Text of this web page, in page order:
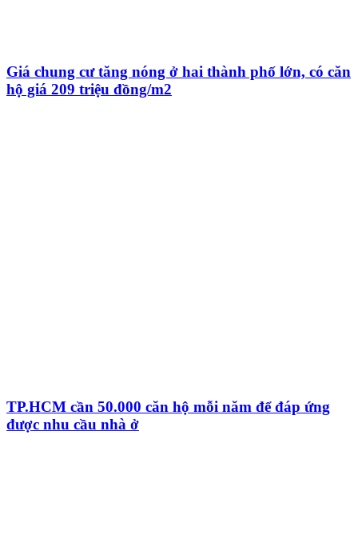
Giá chung cư tăng nóng ở hai thành phố lớn, có căn
hộ giá 209 triệu đồng/m2
TP.HCM cần 50.000 căn hộ mỗi năm để đáp ứng
được nhu cầu nhà ở